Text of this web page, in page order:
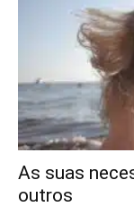
As suas
outros